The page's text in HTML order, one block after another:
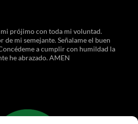
mi prójimo con toda mi voluntad.
de mi semejante. Señalame el buen
a cumplir con humildad la
he abrazado. AMEN